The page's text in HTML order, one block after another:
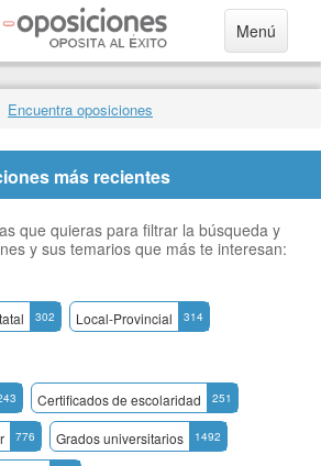
Menú
Encuentra oposiciones
más recientes
que quieras para filtrar la búsqueda y
y sus temarios que más te interesan:
302 Local-Provincial 314
Certificados de escolaridad 251
776 Grados universitarios 1492